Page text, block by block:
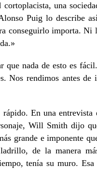
una
Puig lo describe
conseguirlo importa.
que nada de esto es
Nos rendimos antes
En una
Will Smith dijo
grande e imponente
de la manera
tenía su muro.